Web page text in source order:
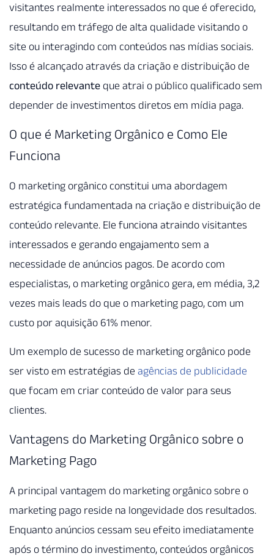
visitantes realmente interessados no que é oferecido,
resultando em tráfego de alta qualidade visitando o
site ou interagindo com conteúdos nas mídias sociais.
Isso é alcançado através da criação e distribuição de
conteúdo relevante que atrai o público qualificado sem
depender de investimentos diretos em mídia paga.
O que é Marketing Orgânico e Como Ele
Funciona
O marketing orgânico constitui uma abordagem
estratégica fundamentada na criação e distribuição de
conteúdo relevante. Ele funciona atraindo visitantes
interessados e gerando engajamento sem a
necessidade de anúncios pagos. De acordo com
especialistas, o marketing orgânico gera, em média, 3,2
vezes mais leads do que o marketing pago, com um
custo por aquisição 61% menor.
Um exemplo de sucesso de marketing orgânico pode
ser visto em estratégias de agências de publicidade
que focam em criar conteúdo de valor para seus
clientes.
Vantagens do Marketing Orgânico sobre o
Marketing Pago
A principal vantagem do marketing orgânico sobre o
marketing pago reside na longevidade dos resultados.
Enquanto anúncios cessam seu efeito imediatamente
após o término do investimento, conteúdos orgânicos